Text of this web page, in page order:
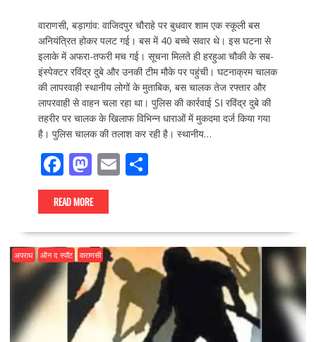
वाराणसी, बड़ागांव: वाजिदपुर चौराहे पर बुधवार शाम एक स्कूली बस
अनियंत्रित होकर पलट गई। बस में 40 बच्चे सवार थे। इस घटना से
इलाके में अफरा-तफरी मच गई। सूचना मिलते ही हरहुआ चौकी के सब-
इंस्पेक्टर रविंद्र दुबे और उनकी टीम मौके पर पहुंची। घटनाक्रम चालक
की लापरवाही स्थानीय लोगों के मुताबिक, बस चालक तेज रफ्तार और
लापरवाही से वाहन चला रहा था। पुलिस की कार्रवाई SI रविंद्र दुबे की
तहरीर पर चालक के खिलाफ विभिन्न धाराओं में मुकदमा दर्ज किया गया
है। पुलिस चालक की तलाश कर रही है। स्थानीय…
F
ac
e
b
o
o
k
M
as
to
d
o
n
E
l
S
e
READ MORE
अपराध ऑन द स्पॉट वाराणसी